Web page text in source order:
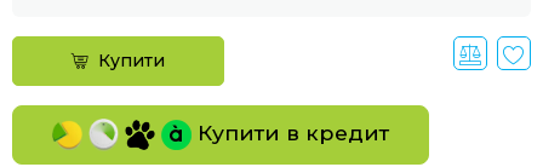
Купити
Купити в кредит